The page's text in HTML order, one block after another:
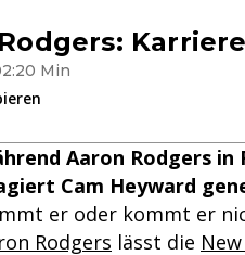
Min
Aaron Rodgers
Cam Heyward
er oder kommt er
Rodgers lässt die